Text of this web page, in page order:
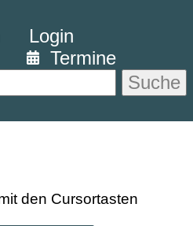
Login
Termine
Suche